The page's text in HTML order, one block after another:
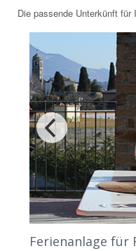
Die passende Unterkünft für
Ferienanlage für